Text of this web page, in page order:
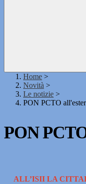
Home >
Novità >
Le notizie >
PON PCTO
PON
ALL’ISII LA